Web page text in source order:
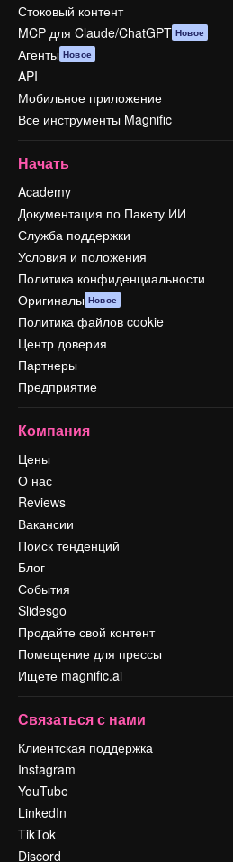
Стоковый контент
MCP для Claude/ChatGPT Новое
Агенты Новое
API
Мобильное приложение
Все инструменты Magnific
Начать
Academy
Документация по Пакету ИИ
Служба поддержки
Условия и положения
Политика конфиденциальности
Оригиналы Новое
Политика файлов cookie
Центр доверия
Партнеры
Предприятие
Компания
Цены
О нас
Reviews
Вакансии
Поиск тенденций
Блог
События
Slidesgo
Продайте свой контент
Помещение для прессы
Ищете magnific.ai
Связаться с нами
Клиентская поддержка
Instagram
YouTube
LinkedIn
TikTok
Discord